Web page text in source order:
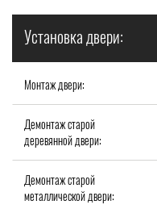
Установка двери:
Монтаж двери:
Демонтаж старой
деревянной двери:
Демонтаж старой
металлической двери: